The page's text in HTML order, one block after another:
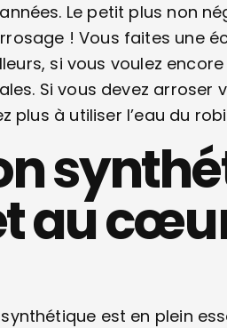
Le petit plus non
! Vous faites une
si vous voulez
Si vous devez
plus à utiliser l’eau du
au
est en plein